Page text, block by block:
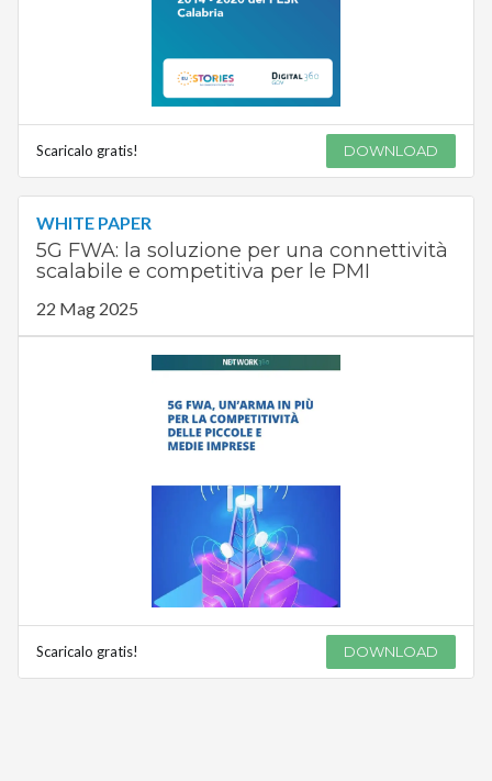
Scaricalo gratis! DOWNLOAD
WHITE PAPER
5G FWA: la soluzione per una connettività
scalabile e competitiva per le PMI
22 Mag 2025
Scaricalo gratis! DOWNLOAD